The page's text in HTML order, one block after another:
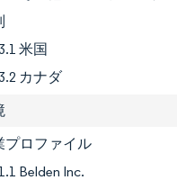
米国
カナダ
プロファイル
Belden Inc.